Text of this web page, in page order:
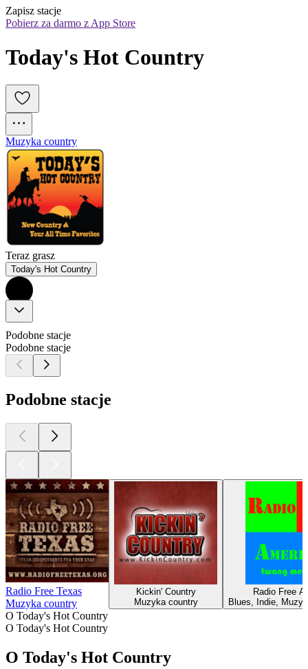
Zapisz stacje
Pobierz za darmo z App Store
Today's Hot Country
Muzyka country
Teraz grasz
Today's Hot Country
Podobne stacje
Podobne stacje
Podobne stacje
Radio Free Texas
Muzyka country
Kickin' Country
Muzyka country
Radio Free
Blues, Indie,
O Today's Hot Country
O Today's Hot Country
O Today's Hot Country